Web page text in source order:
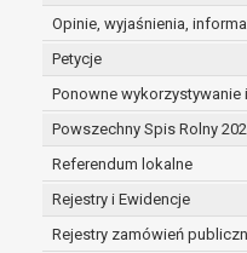
Opinie, wyjaśnienia,
Petycje
Ponowne
Powszechny Spis Rolny
Referendum lokalne
Rejestry i Ewidencje
Rejestry zamówień
dane
prawo do
osobowych
w przypadku
dane
dla
sposób